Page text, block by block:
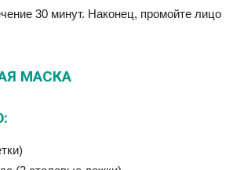
30 минут. Наконец, промойте лицо
МАСКА